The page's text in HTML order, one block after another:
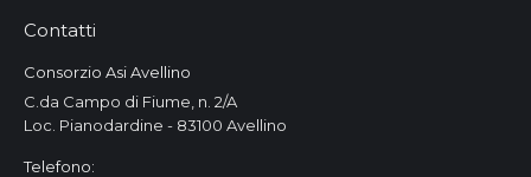
Contatti
Consorzio Asi Avellino
C.da Campo di Fiume, n. 2/A
Loc. Pianodardine - 83100 Avellino
Telefono: